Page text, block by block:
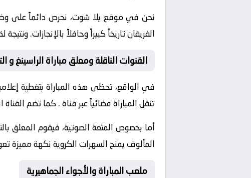
نحن في موقع يلا شوت، نحرص دائماً على
الفريقان تاريخاً كبيراً وحافلاً بالإنجازات.
القنوات الناقلة ومعلق مباراة الراسينغ و
في الواقع، تحظى هذه المباراة بتغطية
تنقل المباراة فضائياً عبر قناة. كما تضم القناة
أما بخصوص المتعة الصوتية، فيقوم المعلق
المألوف يمنح السهرات الكروية نكهة مميزة
ملعب المباراة والأجواء الجماهيرية